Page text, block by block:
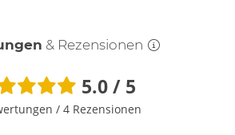
Signal. Unser Tipp: Nutze viel
atme tief, und bleib unter deiner
trainierst du sanft – dein Körper
& Rezensionen
5.0 / 5
/ 4 Rezensionen